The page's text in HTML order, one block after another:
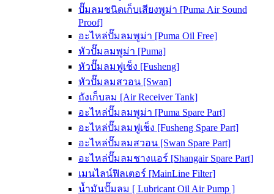
ปั๊มลมชนิดเก็บเสียงพูม่า [Puma Air Sound
Proof]
อะไหล่ปั๊มลมพูม่า [Puma Oil Free]
หัวปั๊มลมพูม่า [Puma]
หัวปั๊มลมฟูเช็ง [Fusheng]
หัวปั๊มลมสวอน [Swan]
ถังเก็บลม [Air Receiver Tank]
อะไหล่ปั๊มลมพูม่า [Puma Spare Part]
อะไหล่ปั๊มลมฟูเช็ง [Fusheng Spare Part]
อะไหล่ปั๊มลมสวอน [Swan Spare Part]
อะไหล่ปั๊มลมชางแอร์ [Shangair Spare Part]
เมนไลน์ฟิลเตอร์ [MainLine Filter]
น้ำมันปั๊มลม [ Lubricant Oil Air Pump ]